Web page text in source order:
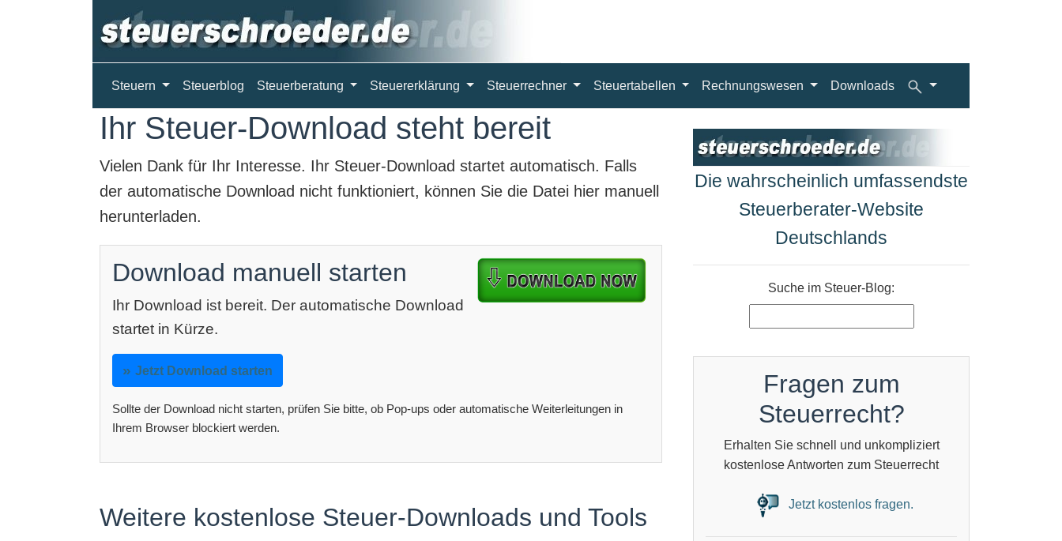
Steuern Steuerblog Steuerberatung Steuererklärung Steuerrechner Steuertabellen Rechnungswesen Downloads
Ihr Steuer-Download steht bereit
Vielen Dank für Ihr Interesse. Ihr Steuer-Download startet automatisch. Falls
der automatische Download nicht funktioniert, können Sie die Datei hier manuell
herunterladen.
Download manuell starten
Ihr Download ist bereit. Der automatische Download
startet in Kürze.
Jetzt Download starten
Sollte der Download nicht starten, prüfen Sie bitte, ob Pop-ups oder automatische Weiterleitungen in
Ihrem Browser blockiert werden.
Weitere kostenlose Steuer-Downloads und Tools
Die wahrscheinlich umfassendste
Steuerberater-Website
Deutschlands
Suche im Steuer-Blog:
Fragen zum
Steuerrecht?
Erhalten Sie schnell und unkompliziert
kostenlose Antworten zum Steuerrecht
Jetzt kostenlos fragen.